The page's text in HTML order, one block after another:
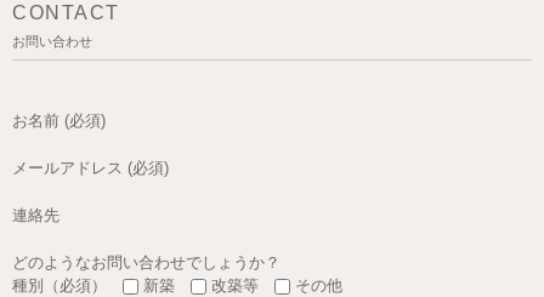
CONTACT
お問い合わせ
お名前 (必須)
メールアドレス (必須)
連絡先
どのようなお問い合わせでしょうか？
種別（必須）
新築 改築等
その他